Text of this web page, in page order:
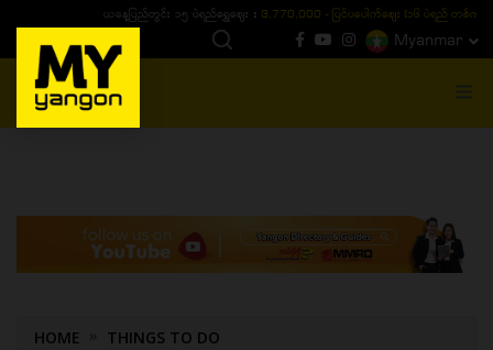
ယနေ့ပြည်တွင်း ၁၅ ပဲရည်ရွှေဈေး : 3,770,000 - ပြင်ပပေါက်စျေး (၁၆ ပဲရည် တစ်ကျပ်
Myanmar
MENU
HOME
THINGS TO DO